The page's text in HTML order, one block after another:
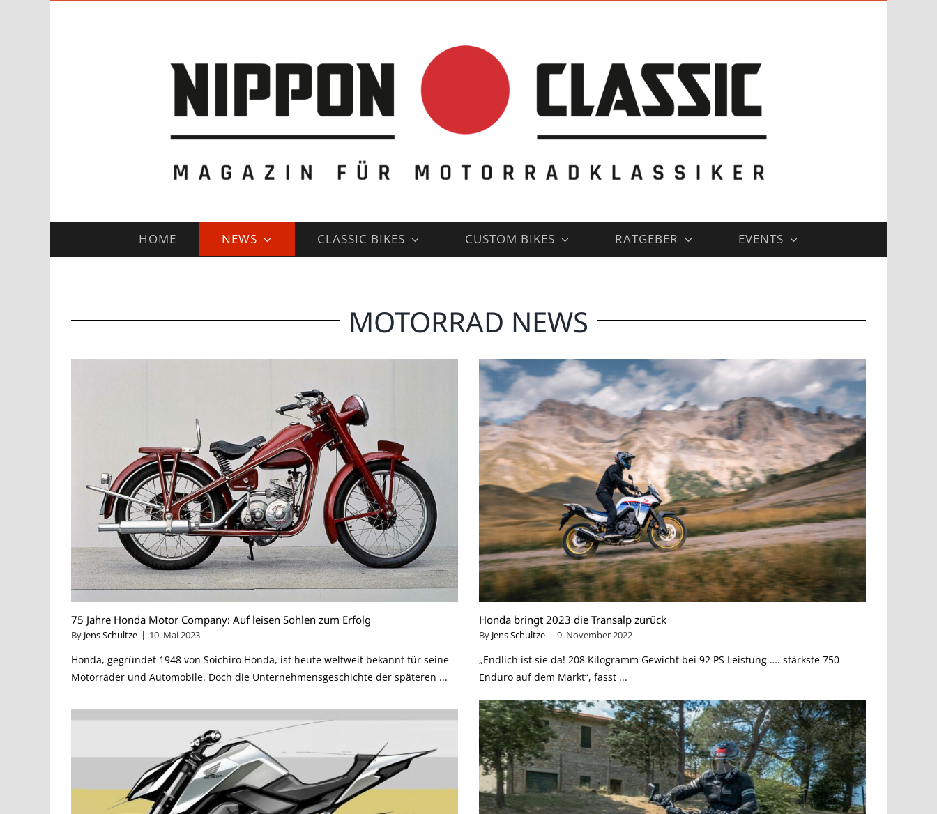
HOME NEWS CLASSIC BIKES CUSTOM BIKES RATGEBER EVENTS
MOTORRAD NEWS
75 Jahre Honda Motor Company: Auf leisen Sohlen zum Erfolg
By Jens Schultze | 10. Mai 2023
Honda, gegründet 1948 von Soichiro Honda, ist heute weltweit bekannt für seine
Motorräder und Automobile. Doch die Unternehmensgeschichte der späteren ...
Honda bringt 2023 die Transalp zurück
By Jens Schultze | 9. November 2022
„Endlich ist sie da! 208 Kilogramm Gewicht bei 92 PS Leistung …. stärkste 750
Enduro auf dem Markt“, fasst ...